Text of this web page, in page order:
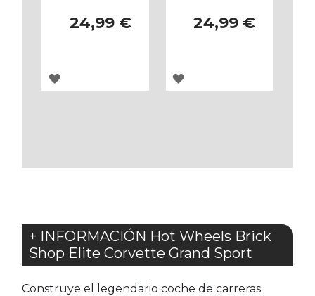
24,99 €
AGREGAR
24,99 €
AGREGAR
+ INFORMACIÓN Hot Wheels Brick
Shop Elite Corvette Grand Sport
Construye el legendario coche de carreras: